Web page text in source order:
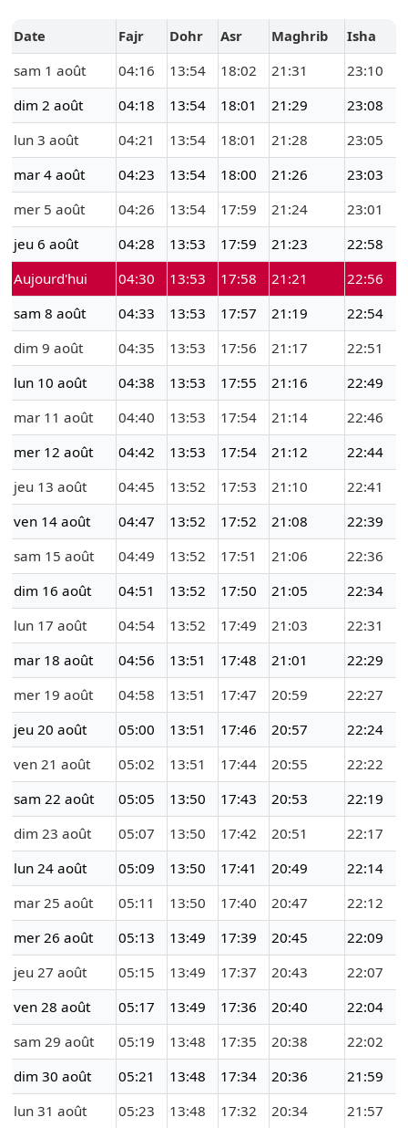
Date Fajr Dohr Asr Maghrib
Isha
sam 1 août
04:16 13:54 18:02 21:31
23:10
dim 2 août
04:18 13:54 18:01 21:29
23:08
lun 3 août
04:21 13:54 18:01 21:28
23:05
mar 4 août
04:23 13:54 18:00 21:26
23:03
mer 5 août
04:26 13:54 17:59 21:24
23:01
jeu 6 août
04:28 13:53 17:59 21:23
22:58
Aujourd'hui
04:30 13:53 17:58 21:21
22:56
sam 8 août
04:33 13:53 17:57 21:19
22:54
dim 9 août
04:35 13:53 17:56 21:17
22:51
lun 10 août
04:38 13:53 17:55 21:16
22:49
mar 11 août
04:40 13:53 17:54 21:14
22:46
mer 12 août
04:42 13:53 17:54 21:12
22:44
jeu 13 août
04:45 13:52 17:53 21:10
22:41
ven 14 août
04:47 13:52 17:52 21:08
22:39
sam 15 août
04:49 13:52 17:51 21:06
22:36
dim 16 août
04:51 13:52 17:50 21:05
22:34
lun 17 août
04:54 13:52 17:49 21:03
22:31
mar 18 août
04:56 13:51 17:48 21:01
22:29
mer 19 août
04:58 13:51 17:47 20:59
22:27
jeu 20 août
05:00 13:51 17:46 20:57
22:24
ven 21 août
05:02 13:51 17:44 20:55
22:22
sam 22 août
05:05 13:50 17:43 20:53
22:19
dim 23 août
05:07 13:50 17:42 20:51
22:17
lun 24 août
05:09 13:50 17:41 20:49
22:14
mar 25 août
05:11 13:50 17:40 20:47
22:12
mer 26 août
05:13 13:49 17:39 20:45
22:09
jeu 27 août
05:15 13:49 17:37 20:43
22:07
ven 28 août
05:17 13:49 17:36 20:40
22:04
sam 29 août
05:19 13:48 17:35 20:38
22:02
dim 30 août
05:21 13:48 17:34 20:36
21:59
lun 31 août
05:23 13:48 17:32 20:34 21:57